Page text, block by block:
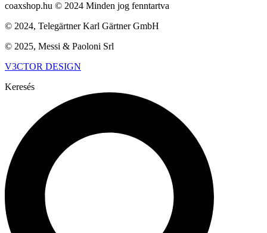
coaxshop.hu © 2024 Minden jog fenntartva
© 2024, Telegärtner Karl Gärtner GmbH
© 2025, Messi & Paoloni Srl
V3CTOR DESIGN
Keresés